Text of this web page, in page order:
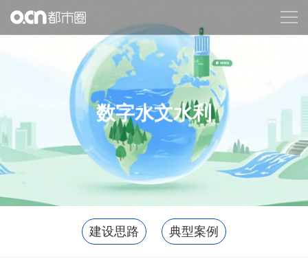
北斗装备与行业应用 北斗行业应用
数字空间底座 智慧城市行业应用
自然资源行业应用
智慧应急解决方案 科技创新决策平台
数字水文水利
建设思路 典型案例